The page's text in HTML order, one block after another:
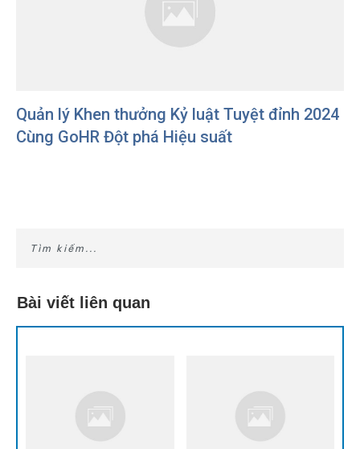
Quản lý Khen thưởng Kỷ luật Tuyệt đỉnh 2024
Cùng GoHR Đột phá Hiệu suất
Bài viết liên quan